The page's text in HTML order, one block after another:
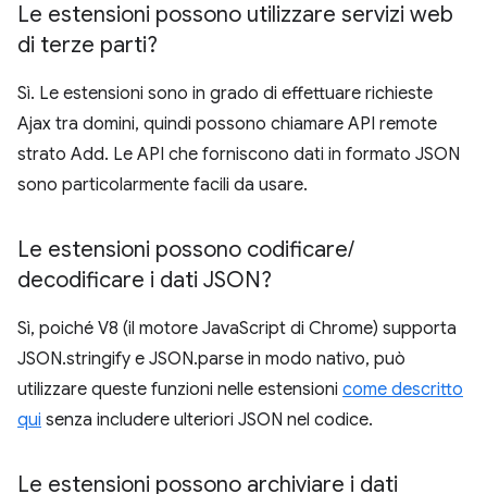
Le estensioni possono utilizzare servizi web
di terze parti?
Sì. Le estensioni sono in grado di effettuare richieste
Ajax tra domini, quindi possono chiamare API remote
strato Add. Le API che forniscono dati in formato JSON
sono particolarmente facili da usare.
Le estensioni possono codificare/
decodificare i dati JSON?
Sì, poiché V8 (il motore JavaScript di Chrome) supporta
JSON.stringify e JSON.parse in modo nativo, può
utilizzare queste funzioni nelle estensioni come descritto
qui senza includere ulteriori JSON nel codice.
Le estensioni possono archiviare i dati